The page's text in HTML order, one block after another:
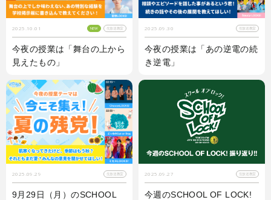
2025.10.01 NEW 生放送教室
今夜の授業は「舞台の上から
見えたもの」
2025.09.30 生放送教室
今夜の授業は「あの逆電の続
き逆電」
2025.09.29 生放送教室
9月29日（月）のSCHOOL
2025.09.27 生放送教室
今週のSCHOOL OF LOCK!